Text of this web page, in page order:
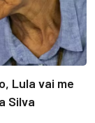
Lula vai me
Silva